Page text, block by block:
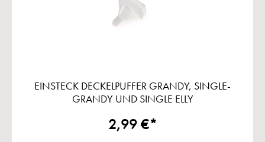
EINSTECK DECKELPUFFER GRANDY, SINGLE-
GRANDY UND SINGLE ELLY
2,99 €*